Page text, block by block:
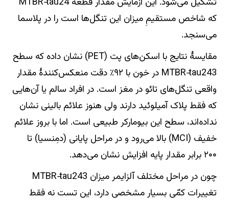
که شاخص مستقیمِ میزان این تنگل‌ها است را در پلاسما
می‌سنجد.
مقایسهٔ نتایج با اسکن‌های پت (PET) نشان داده که سطح
MTBR‑tau243 در خون با ۹۲٪ دقت منعکس‌کنندهٔ مقدار
واقعی تنگل‌های تائو در مغز است. در افراد سالم یا آن‌هایی
که فقط پلاک آمیلوئید دارند ولی هنوز علائم بالینی نشان
نداده‌اند، سطح این بیومارکر طبیعی است. اما با بروز علائم
خفیف (MCI) بالا می‌رود و در مراحل پایانی (دمِنسیا) تا
۲۰۰ برابر مقدار پایه افزایش نشان می‌دهد.
چون در مراحل مختلف آلزایمر میزان MTBR‑tau243
تغییرات کمّی بسیار مشخصی دارد، این تست نه فقط